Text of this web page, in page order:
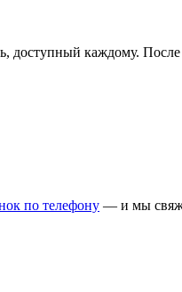
каждому. После
по телефону — и мы